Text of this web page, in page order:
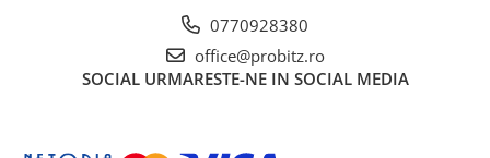
Adaptoare PowerLAN
Alte accesorii retea
Placi de retea
0770928380
office@probitz.ro
SOCIAL URMARESTE-NE IN SOCIAL MEDIA